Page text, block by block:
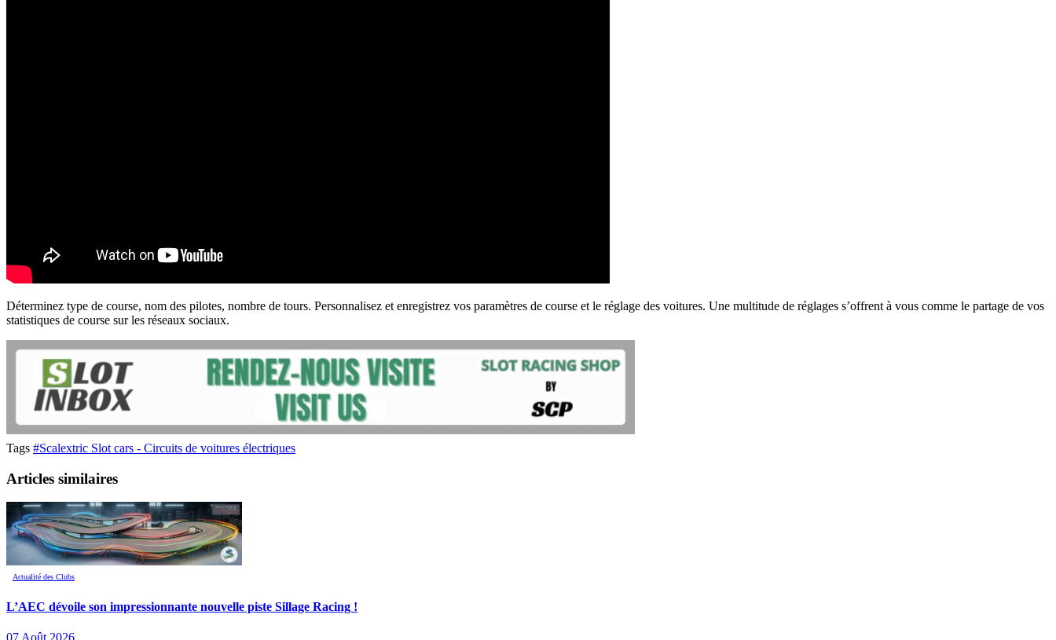
Déterminez type de course, nom des pilotes, nombre de tours. Personnalisez et enregistrez vos paramètres de course et le réglage des voitures. Une multitude de réglages s’offrent à vous comme le partage de vos
statistiques de course sur les réseaux sociaux.
Tags #Scalextric Slot cars - Circuits de voitures électriques
Articles similaires
Actualité des Clubs
L’AEC dévoile son impressionnante nouvelle piste Sillage Racing !
07 Août 2026